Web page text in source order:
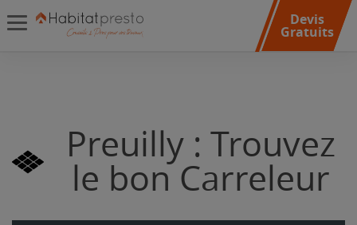
Devis
Gratuits
Preuilly : Trouvez
le bon Carreleur